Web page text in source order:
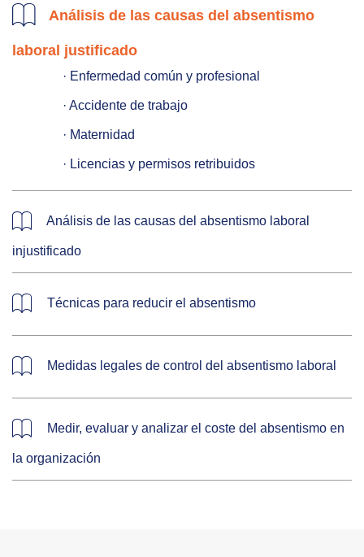
Análisis de las causas del absentismo
laboral justificado
   · Licencias y permisos retribuidos
Análisis de las causas del absentismo laboral
injustificado
Técnicas para reducir el absentismo
Medidas legales de control del absentismo laboral
Medir, evaluar y analizar el coste del absentismo en
la organización